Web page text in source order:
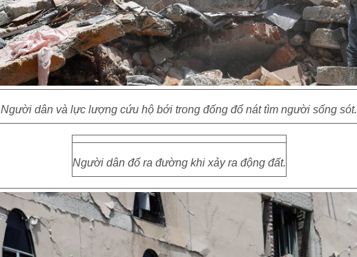
Người dân và lực lượng cứu hộ bới trong đống đổ nát tìm người sống sót.
Người dân đổ ra đường khi xảy ra động đất.